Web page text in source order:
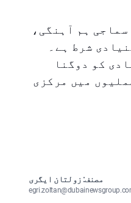
ہم آہنگی،
شرط ہے۔
کو دوگنا
میں مرکزی
مصنف: زولتان ایگری